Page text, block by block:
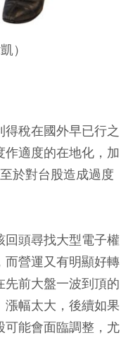
）
稅在國外早已行之
適度的在地化，加
於對台股造成過度
頭尋找大型電子權
而營運又有明顯好轉
先前大盤一波到頂的
幅太大，後續如果
可能會面臨調整，尤